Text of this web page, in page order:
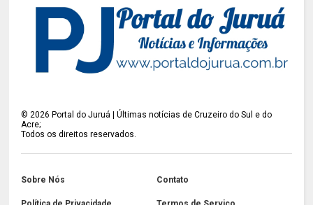
© 2026 Portal do Juruá | Últimas notícias de Cruzeiro do Sul e do
Acre;
Todos os direitos reservados.
Sobre Nós Contato